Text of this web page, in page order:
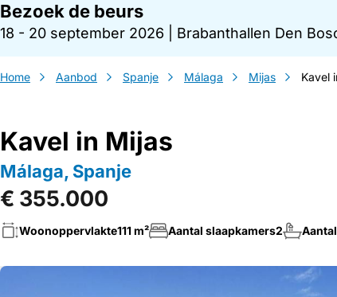
Bezoek de beurs
18 - 20 september 2026 Brabanthallen Den
Home Aanbod Spanje Málaga Mijas Kavel
Kavel in Mijas
Málaga, Spanje
€ 355.000
Woonoppervlakte111 m² Aantal slaapkamers2